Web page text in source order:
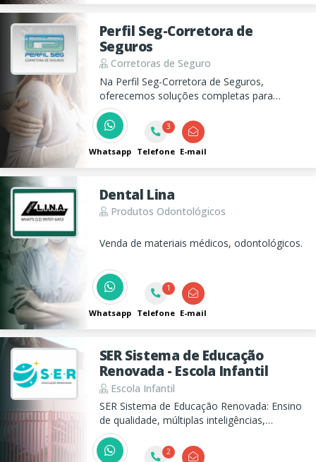
Perfil Seg-Corretora de
Seguros
Corretoras de Seguro
Na Perfil Seg-Corretora de Seguros,
oferecemos soluções completas para
proteger seu patrimônio, com seguros auto,
residencial, de vida, saúde, e muito mais.
Visite nosso site!
Whatsapp
3
Telefone E-mail
Dental Lina
Produtos Odontológicos
Venda de materiais médicos, odontológicos.
Whatsapp
1
Telefone E-mail
SER Sistema de Educação
Renovada - Escola Infantil
Escola Infantil
SER Sistema de Educação Renovada: Ensino
de qualidade, múltiplas inteligências,
abordagem cristã. Venha conhecer nossa
escola e transformar a vida do seu filho!
2